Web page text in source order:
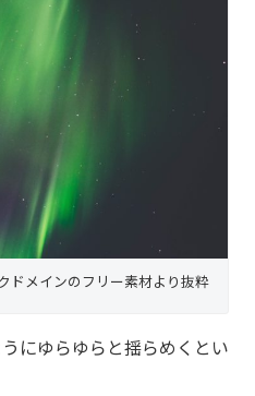
ドメインのフリー素材より抜粋
にゆらゆらと揺らめくとい